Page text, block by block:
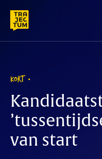
content
KORT
van start